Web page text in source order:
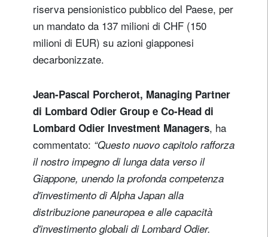
riserva pensionistico pubblico del Paese, per
un mandato da 137 milioni di CHF (150
milioni di EUR) su azioni giapponesi
decarbonizzate.
Jean-Pascal Porcherot, Managing Partner
di Lombard Odier Group e Co-Head di
Lombard Odier Investment Managers, ha
commentato: “Questo nuovo capitolo rafforza
il nostro impegno di lunga data verso il
Giappone, unendo la profonda competenza
d'investimento di Alpha Japan alla
distribuzione paneuropea e alle capacità
d'investimento globali di Lombard Odier.
Registrati per ricevere la nostra
newsletter
E-mail